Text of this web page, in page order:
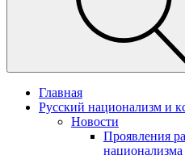
Главная
Русский национализм и
Новости
Проявления
национализма